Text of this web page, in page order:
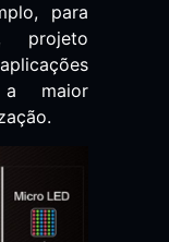
para
projeto
a maior